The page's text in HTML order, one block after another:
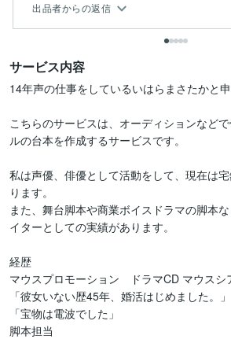
出品者からの返信
サービス内容
14年声の仕事をしているいはらまさたかと申
こちらのサービスは、オーディションなど
ルの台本を作成するサービスです。
私は声優、俳優として活動をして、現在は
ります。
また、舞台脚本や商業ボイスドラマの脚本
イターとしての実績があります。
経歴
マウスプロモーション　ドラマCD マウスシ
「彼女いない歴45年、婚活はじめました。」
「宝物は電波でした」
脚本担当